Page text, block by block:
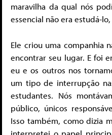
maravilha da qual nós
essencial não era estudá-
Ele criou uma companhia
encontrar seu lugar. E foi
eu e os outros nos
um tipo de interrupção
estudantes. Nós
público, únicos
Isso também, como dizia